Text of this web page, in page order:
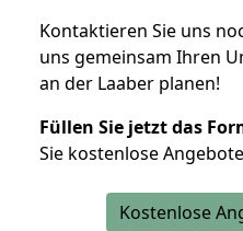
Kontaktieren Sie uns
uns gemeinsam Ihren
an der Laaber planen!
Füllen Sie jetzt das
Sie kostenlose
Kostenlose